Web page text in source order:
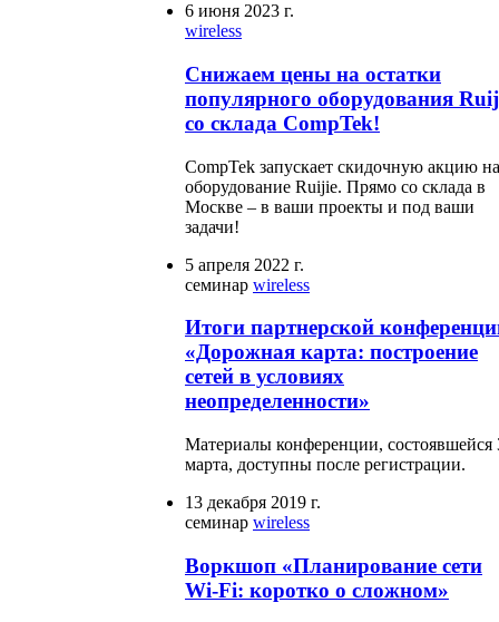
6 июня 2023 г.
wireless
Снижаем цены на остатки
популярного оборудования
со склада CompTek!
CompTek запускает скидочную акцию на
оборудование Ruijie. Прямо со склада в
Москве – в ваши проекты и под ваши
задачи!
5 апреля 2022 г.
семинар wireless
Итоги партнерской
«Дорожная карта: построение
сетей в условиях
неопределенности»
Материалы конференции, состоявшейся
марта, доступны после регистрации.
13 декабря 2019 г.
семинар wireless
Воркшоп «Планирование сети
Wi-Fi: коротко о сложном»